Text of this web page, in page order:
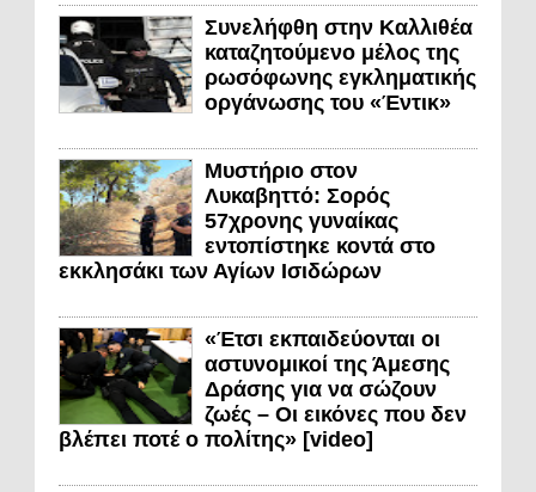
Συνελήφθη στην Καλλιθέα
καταζητούμενο μέλος της
ρωσόφωνης εγκληματικής
οργάνωσης του «Έντικ»
Μυστήριο στον
Λυκαβηττό: Σορός
57χρονης γυναίκας
εντοπίστηκε κοντά στο
εκκλησάκι των Αγίων Ισιδώρων
«Έτσι εκπαιδεύονται οι
αστυνομικοί της Άμεσης
Δράσης για να σώζουν
ζωές – Οι εικόνες που δεν
βλέπει ποτέ ο πολίτης» [video]